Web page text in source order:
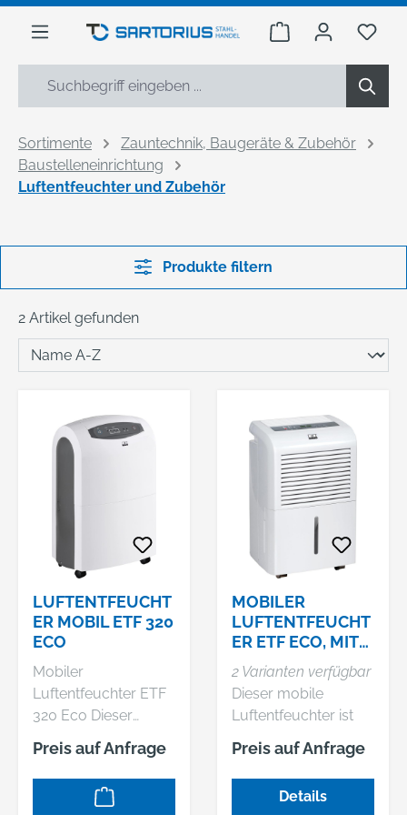
springen
Warenkorb Du
Sortimente
Zauntechnik, Baugeräte & Zubehör
Baustelleneinrichtung
Luftentfeuchter und Zubehör
Produkte filtern
2 Artikel gefunden
LUFTENTFEUCHT
ER MOBIL ETF 320
ECO
Mobiler
Luftentfeuchter ETF
320 Eco Dieser
mobile
Luftentfeuchter ist
für den
störungsfreien
Preis auf Anfrage
MOBILER
LUFTENTFEUCHT
ER ETF ECO, MIT
KONDENSATPUM
PE
2 Varianten verfügbar
Dieser mobile
Luftentfeuchter ist
für den
störungsfreien
Dauereinsatz gegen
feuchte Wände,
Preis auf Anfrage
Details